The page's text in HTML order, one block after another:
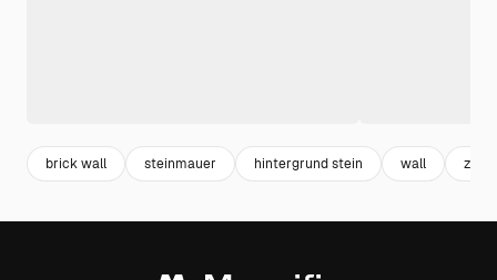
brick wall steinmauer hintergrund stein wall